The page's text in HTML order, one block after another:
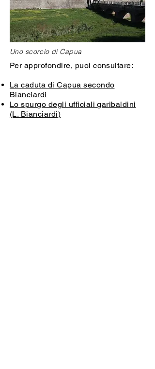
Uno scorcio di Capua
Per approfondire, puoi consultare:
La caduta di Capua secondo
Bianciardi
Lo spurgo degli ufficiali garibaldini
(L. Bianciardi)